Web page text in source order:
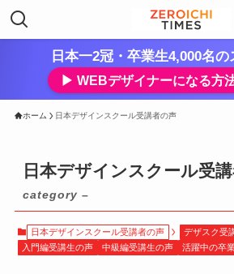
日本一2冠・卒業生4,000名
▶︎ WEBデザイナーになる方
ホーム 日本デザインスクール受講者の声
日本デザインスクール受
category –
日本デザインスクール受講者の声
デザスク受
入門編受講生の声
中級編受講生の声 活躍中の卒